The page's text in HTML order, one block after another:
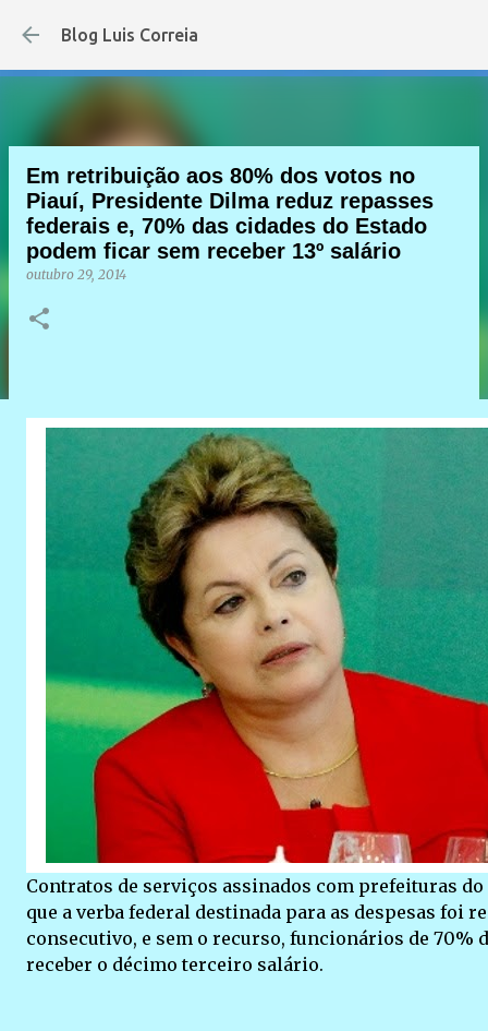
Blog Luis Correia
Em retribuição aos 80% dos votos no
Piauí, Presidente Dilma reduz repasses
federais e, 70% das cidades do Estado
podem ficar sem receber 13º salário
outubro 29, 2014
Contratos de serviços assinados com prefeituras
que a verba federal destinada para as despesas foi
consecutivo, e sem o recurso, funcionários de 70%
receber o décimo terceiro salário.